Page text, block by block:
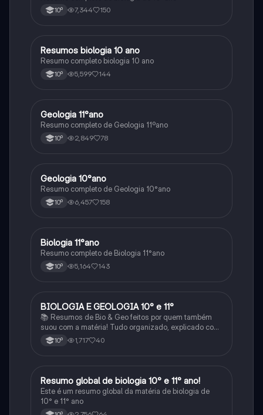
10º 7,344 150
Biologia
Resumos biologia 10 ano
Resumo completo biologia 10 ano
10º 5,599 144
Biologia
Geologia 11°ano
Resumo completo de Geologia 11ºano
10º 2,849 78
Biologia
Geologia 10°ano
Resumo completo de Geologia 10°ano
10º 6,457 158
Biologia
Biologia 11°ano
Resumo completo de Biologia 11°ano
10º 5,164 143
Biologia
BIOLOGIA E GEOLOGIA 10° e 11°
📚 Resumos de Bio & Geo feitos por quem também
suou com a matéria! Tudo organizado, explicado com
clareza e cheio de esquemas que ajudam mesmo a
perceber. Para estudar sem stress e com mais
10º 1,717 40
Biologia
Resumo global de biologia 10° e 11° ano!
Este é um resumo global da matéria de biologia de
10° e 11° ano